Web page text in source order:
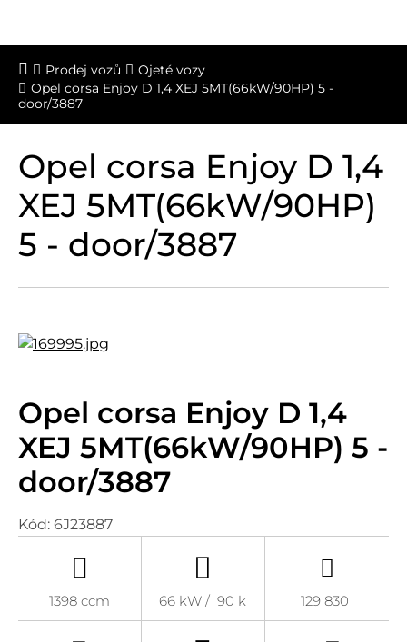
Prodej vozů
Ojeté vozy
Opel corsa Enjoy D 1,4 XEJ 5MT(66kW/90HP) 5 -
door/3887
Opel corsa Enjoy D 1,4
XEJ 5MT(66kW/90HP)
5 - door/3887
Opel corsa Enjoy D 1,4
XEJ 5MT(66kW/90HP) 5 -
door/3887
Kód: 6J23887
1398 ccm 66 kW / 90 k 129 830